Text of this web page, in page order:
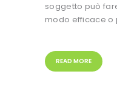
soggetto può
modo efficace o
READ MORE